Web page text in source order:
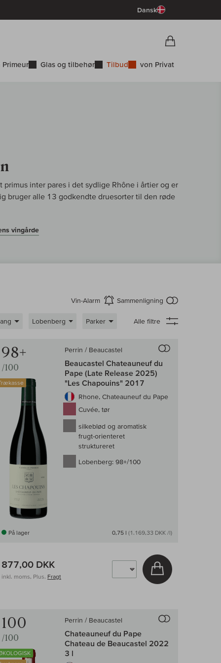
Dansk
Primeur Glas og tilbehør Tilbud von Privat
inter pares i det sydlige Rhône i årtier og er
bruger alle 13 godkendte druesorter til den røde
vingårde
Vin-Alarm
aktiver Sammenligning
Lobenberg Parker Alle filtre
98+
/100
Perrin / Beaucastel
Beaucastel Chateauneuf du
Pape (Late Release 2025)
"Les Chapouins" 2017
Rhone, Chateauneuf du Pape
Cuvée, tør
silkeblød og aromatisk
frugt-orienteret
struktureret
Lobenberg: 98+/100
På lager 0,75 l (1.169,33 DKK /l)
877,00 DKK
inkl. moms, Plus. Fragt
Læg i kurv
100
/100
Perrin / Beaucastel
Chateauneuf du Pape
Chateau de Beaucastel 2022
3 l